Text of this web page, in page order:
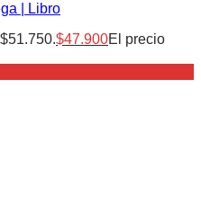
| Libro
$47.900El precio